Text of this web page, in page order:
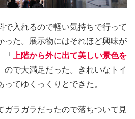
で入れるので軽い気持ちで行って
った。展示物にはそれほど興味が
「
上階から外に出て美しい景色を
」ので大満足だった。きれいなトイ
てゆくっくりとできた。
ガラガラだったので落ちついて見